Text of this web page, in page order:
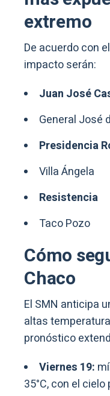
extremo
De acuerdo con
impacto serán:
Juan José
General José
Presidencia
Villa Ángela
Resistencia
Taco Pozo
Cómo
Chaco
El SMN anticipa
altas
pronóstico
Viernes 19:
35°C, con el